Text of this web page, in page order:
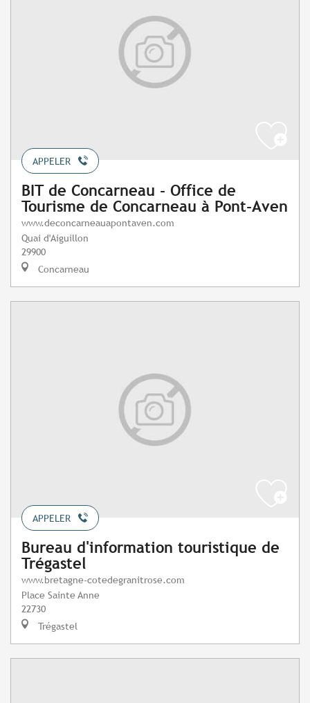
APPELER
BIT de Concarneau - Office de
Tourisme de Concarneau à Pont-Aven
www.deconcarneauapontaven.com
Quai d'Aiguillon
29900
Concarneau
APPELER
Bureau d'information touristique de
Trégastel
www.bretagne-cotedegranitrose.com
Place Sainte Anne
22730
Trégastel